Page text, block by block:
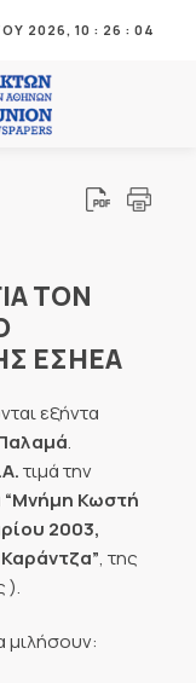
2026, 10 : 26 : 04
ΤΟΝ
ΕΣΗΕΑ
εξήντα
.
τιμά την
“Μνήμη Κωστή
2003,
, της
).
μιλήσουν: